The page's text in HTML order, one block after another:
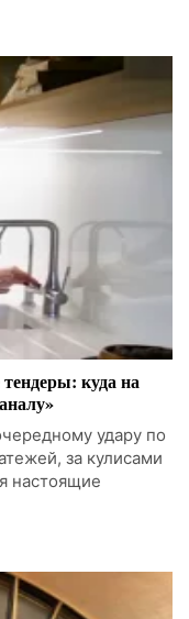
куда на
удару по
за кулисами
настоящие